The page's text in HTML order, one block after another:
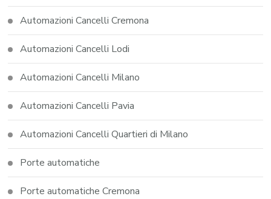
Automazioni Cancelli Cremona
Automazioni Cancelli Lodi
Automazioni Cancelli Milano
Automazioni Cancelli Pavia
Automazioni Cancelli Quartieri di Milano
Porte automatiche
Porte automatiche Cremona